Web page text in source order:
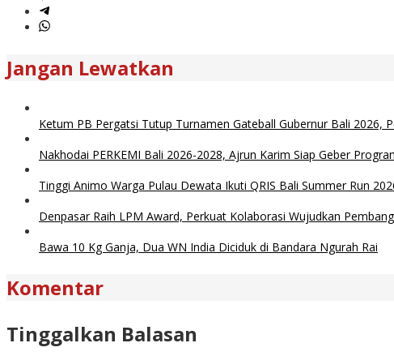
Jangan Lewatkan
Ketum PB Pergatsi Tutup Turnamen Gateball Gubernur Bali 2026,
Nakhodai PERKEMI Bali 2026-2028, Ajrun Karim Siap Geber
Tinggi Animo Warga Pulau Dewata Ikuti QRIS Bali Summer Run
Denpasar Raih LPM Award, Perkuat Kolaborasi Wujudkan
Bawa 10 Kg Ganja, Dua WN India Diciduk di Bandara Ngurah Rai
Komentar
Tinggalkan Balasan